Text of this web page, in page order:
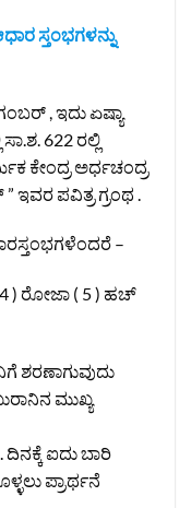
ಸ್ತಂಭಗಳನ್ನು
, ಇದು ಏಷ್ಯಾ
622 ರಲ್ಲಿ
ಕೇಂದ್ರ ಅರ್ಧಚಂದ್ರ
ಇವರ ಪವಿತ್ರ ಗ್ರಂಥ .
–
) ರೋಜಾ ( 5 ) ಹಚ್
ಶರಣಾಗುವುದು
ಮುಖ್ಯ
ಐದು ಬಾರಿ
ಪ್ರಾರ್ಥನೆ